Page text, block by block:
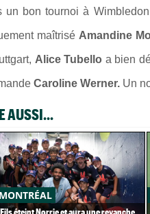
un bon tournoi à
maîtrisé Amandine
Alice Tubello a bien
Caroline Werner. Un
AUSSI...
éteint Norrie et aura une revanche